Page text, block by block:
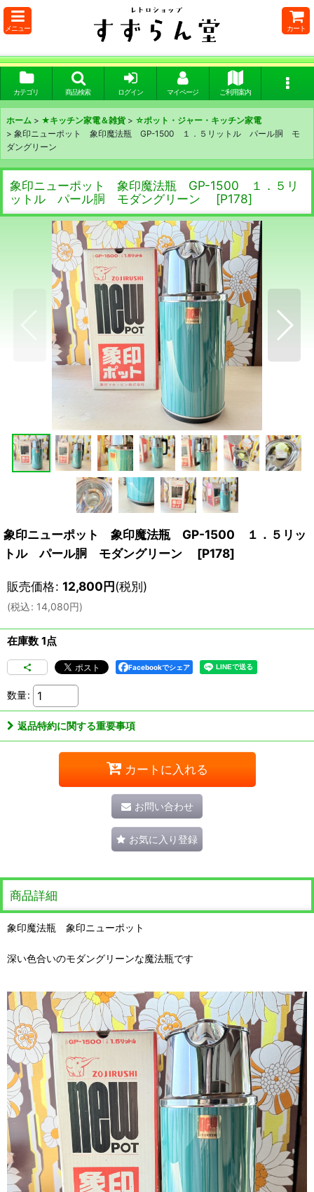
メニュー カート
カテゴリ 商品検索 ログイン マイページ ご利用案内
ホーム > ★キッチン家電＆雑貨 > ☆ポット・ジャー・キッチン家電
> 象印ニューポット 象印魔法瓶 GP-1500 １．５リットル パール胴 モ
ダングリーン
象印ニューポット 象印魔法瓶 GP-1500 １．５リ
ットル パール胴 モダングリーン
[P178]
象印ニューポット 象印魔法瓶 GP-1500 １．５リッ
トル パール胴 モダングリーン
[P178]
販売価格: 12,800円(税別)
(税込: 14,080円)
在庫数 1点
Facebookでシェア
数量:
返品特約に関する重要事項
カートに入れる
お問い合わせ
お気に入り登録
商品詳細
象印魔法瓶 象印ニューポット
深い色合いのモダングリーンな魔法瓶です